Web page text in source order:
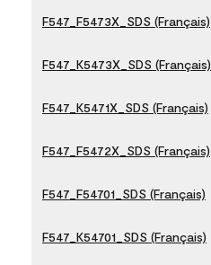
F547_F5473X_SDS (Français)
F547_K5473X_SDS (Français)
F547_K5471X_SDS (Français)
F547_F5472X_SDS (Français)
F547_F54701_SDS (Français)
F547_K54701_SDS (Français)